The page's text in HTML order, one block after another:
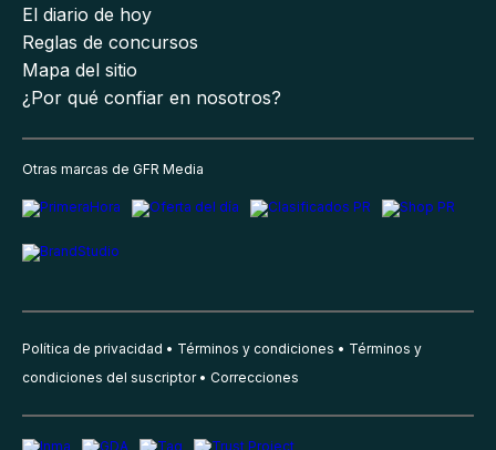
El diario de hoy
Reglas de concursos
Mapa del sitio
¿Por qué confiar en nosotros?
Otras marcas de GFR Media
Política de privacidad Términos y condiciones
Términos y
condiciones del suscriptor
Correcciones